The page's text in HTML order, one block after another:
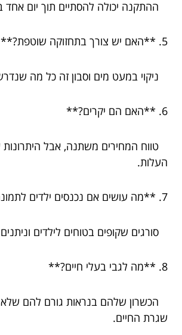
ההתקנה יכולה להסתיים תוך יום אחד
5. **האם יש צורך בתחזוקה שוטפת?**
ניקוי במעט מים וסבון זה כל מה
6. **האם הם יקרים?**
טווח המחירים משתנה, אבל
העלות.
7. **מה עושים אם נכנסים ילדים לתמונה?**
סורגים שקופים בטוחים לילדים
8. **מה לגבי בעלי חיים?**
הכשרון שלהם בנראות גורם להם
שגרת החיים.